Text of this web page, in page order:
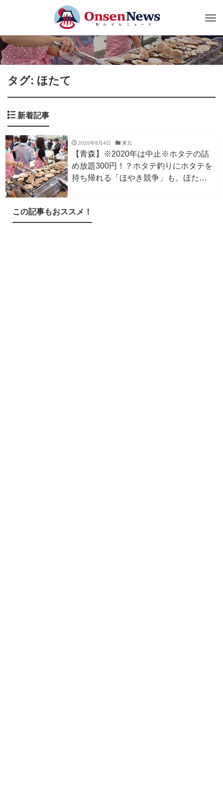
タグ: ほたて
新着記事
2020年8月4日 東北
【青森】※2020年は中止※ホタテの詰
め放題300円！？ホタテ釣りにホタテを
持ち帰れる「ほやき競争」も。ほたて
この記事もおススメ！